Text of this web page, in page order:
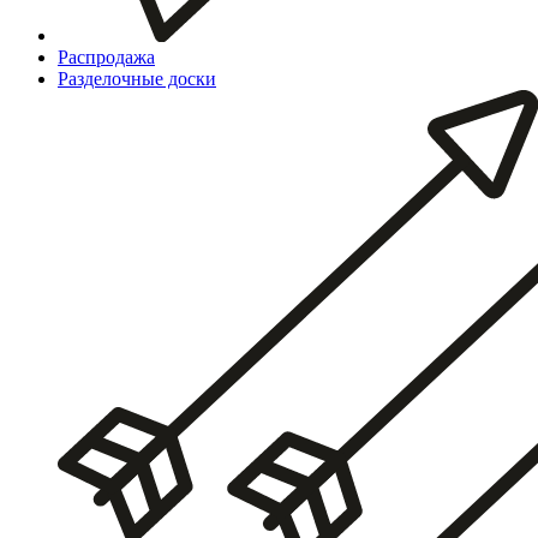
Распродажа
Разделочные доски